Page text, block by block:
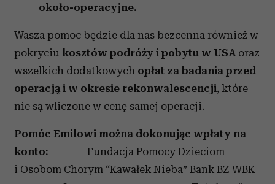
około-operacyjne.
Wasza pomoc będzie dla nas bezcenna również w
pokryciu kosztów podróży i pobytu w USA oraz
wszelkich dodatkowych opłat za badania przed
operacją i w okresie rekonwalescencji, które
nie są wliczone w cenę samej operacji.
Pomóc Emilowi można dokonując wpłaty na
konto:
Fundacja Pomocy Dzieciom
i Osobom Chorym “Kawałek Nieba” Bank BZ WBK